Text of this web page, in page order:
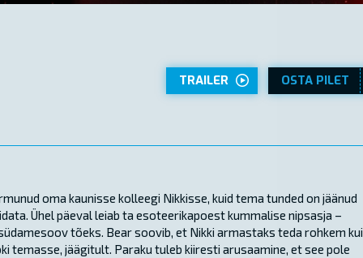
TRAILER OSTA PILET
oma kaunisse kolleegi Nikkisse, kuid tema tunded on jäänud
Ühel päeval leiab ta esoteerikapoest kummalise nipsasja –
tõeks. Bear soovib, et Nikki armastaks teda rohkem kui
temasse, jäägitult. Paraku tuleb kiiresti arusaamine, et see pole